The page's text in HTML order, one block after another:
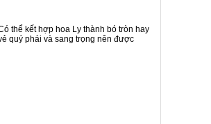
thể kết hợp hoa Ly thành bó tròn hay
quý phái và sang trọng nên được